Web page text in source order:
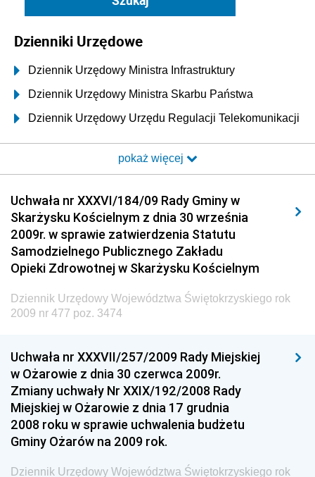
Dzienniki Urzędowe
Dziennik Urzędowy Ministra Infrastruktury
Dziennik Urzędowy Ministra Skarbu Państwa
Dziennik Urzędowy Urzędu Regulacji Telekomunikacji
Dziennik Urzędowy Ministra Transportu i Budownictwa
Elektronicznej
Dziennik Urzędowy Ministra Spraw Wewnętrznych i
Administracji
Dziennik Urzędowy Ministra Transportu
Dziennik Urzędowy Ministra Budownictwa
Dziennik Urzędowy Ministra Nauki i Szkolnictwa
Dziennik Urzędowy Głównego Urzędu Miar
Dziennik Urzędowy Ministra Rolnictwa i Rozwoju Wsi
Dziennik Urzędowy Ministra Edukacji Narodowej i
Sportu
Dziennik Urzędowy Ministra Edukacji i Nauki
Dziennik Urzędowy Ministra Edukacji Narodowej
pokaż więcej
Uchwała nr XXXVI/184/09 Rady Gminy w
Skarżysku Kościelnym z dnia 30 września
2009r. w sprawie zatwierdzenia Statutu
Samodzielnego Publicznego Zakładu
Opieki Zdrowotnej w Skarżysku Kościelnym
Dziennik Urzędowy Województwa Świętokrzyskiego rok
2009 nr 477 poz. 3474
Uchwała nr XXXVII/257/2009 Rady Miejskiej
w Ożarowie z dnia 30 czerwca 2009r.
Zmiany uchwały Nr XXIX/192/2008 Rady
Miejskiej w Ożarowie z dnia 17 grudnia
2008 roku w sprawie uchwalenia budżetu
Gminy Ożarów na 2009 rok.
Dziennik Urzędowy Województwa Świętokrzyskiego rok